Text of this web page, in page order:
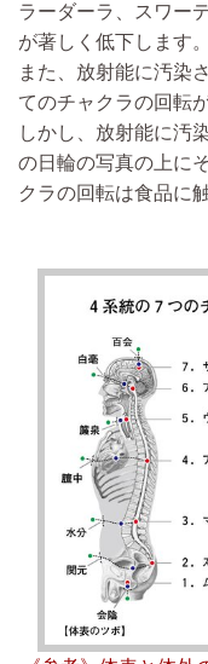
ラーダーラ、スワー
が著しく低下します。
また、放射能に汚染
てのチャクラの回転
しかし、放射能に汚
の日輪の写真の上に
クラの回転は食品に